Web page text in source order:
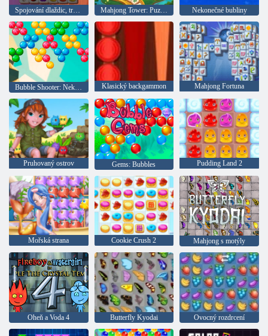
Spojování dlaždic, trojnásobná zábava Mahjong Tower: Puzzle Nekonečné bubliny
Klasický backgammon Mahjong Fortuna
Pruhovaný ostrov Gems: Bubbles Pudding Land 2
Mořská strana Cookie Crush 2 Mahjong s motýly
Oheň a Voda 4 Butterfly Kyodai Ovocný rozdrcení